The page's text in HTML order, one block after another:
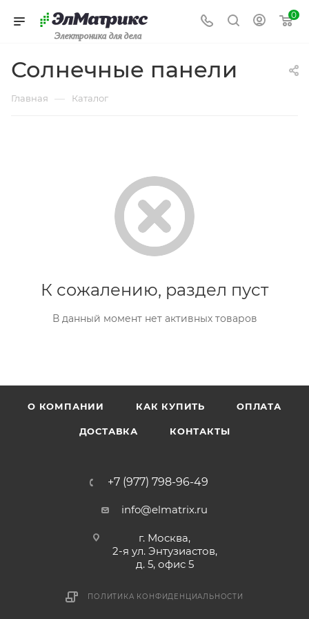
Электроника для дела
0
Солнечные панели
Главная — Каталог
К сожалению, раздел пуст
В данный момент нет активных товаров
О КОМПАНИИ КАК КУПИТЬ ОПЛАТА
ДОСТАВКА КОНТАКТЫ
+7 (977) 798-96-49
info@elmatrix.ru
г. Москва,
2-я ул. Энтузиастов,
д. 5, офис 5
ПОЛИТИКА КОНФИДЕНЦИАЛЬНОСТИ